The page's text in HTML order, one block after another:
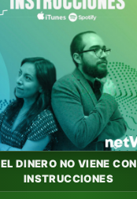
EL DINERO NO VIENE CON
INSTRUCCIONES